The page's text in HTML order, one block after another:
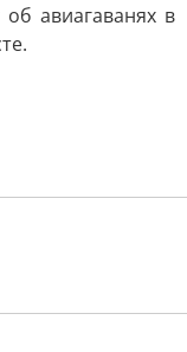
авиагаванях в